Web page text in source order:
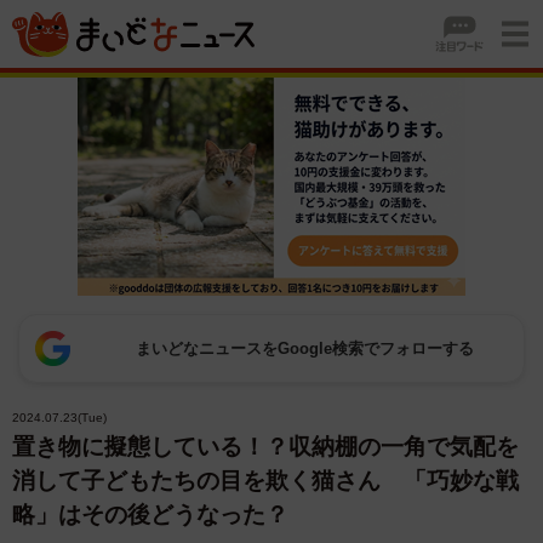
まいどなニュースをGoogle検索でフォローする
2024.07.23(Tue)
置き物に擬態している！？収納棚の一角で気配を
消して子どもたちの目を欺く猫さん 「巧妙な戦
略」はその後どうなった？